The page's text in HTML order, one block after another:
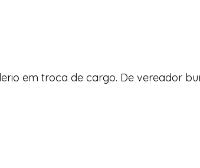
em troca de cargo. De vereador